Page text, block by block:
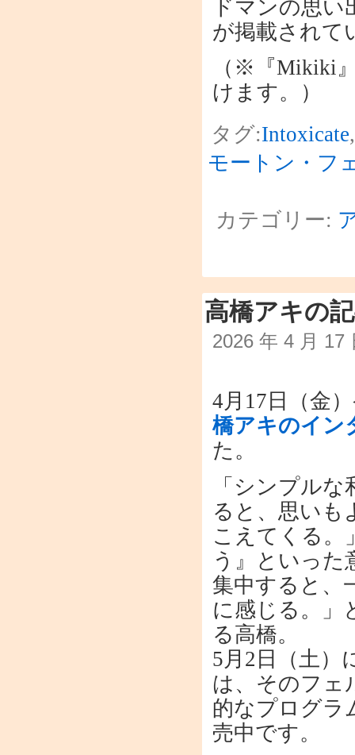
ドマンの思
が掲載されて
（※『Mikiki
けます。）
タグ:Intoxicate
モートン・フ
カテゴリー:
高橋アキの
2026 年 4 月 17
4月17日（金
橋アキのイン
た。
「シンプル
ると、思いも
こえてくる。
う』といった
集中すると、
に感じる。」
る高橋。
5月2日（土）
は、そのフェ
的なプログラ
売中です。